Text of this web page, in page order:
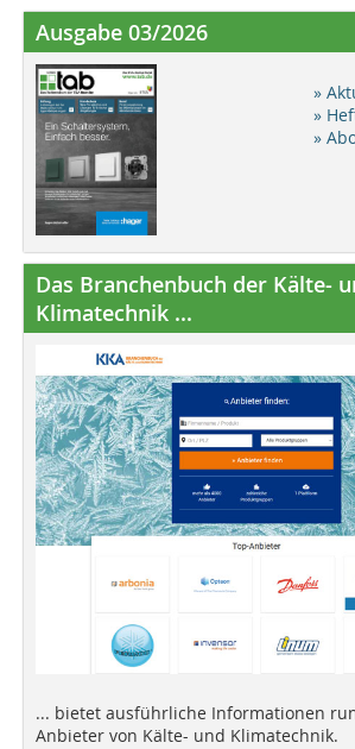
Ausgabe 03/2026
»
»
»
Das Branchenbuch der Kälte-
Klimatechnik ...
... bietet ausführliche Informationen
Anbieter von Kälte- und Klimatechnik.